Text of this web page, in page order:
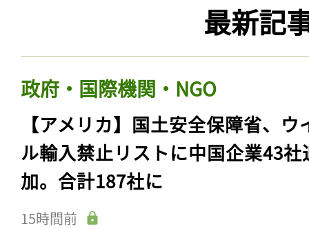
最新記
政府・国際機関・NGO
【アメリカ】国土安全保障省、ウ
ル輸入禁止リストに中国企業43社
加。合計187社に
15時間前